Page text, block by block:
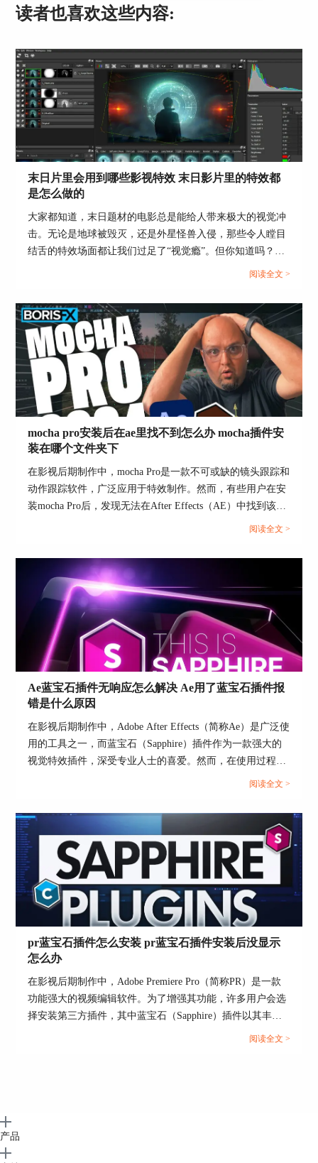
第七步：安装完成
来，这样插件就能成功安装了。一旦安装完，你可
以重新启动你的视频编辑软件，开始玩转Boris FX
插件，让你的后期制作变得更加强大。
这些简单的步骤会帮你轻松安装Boris FX插件，保
证插件和你的编辑软件完美搭配使用。
二、borisfx插件出错导致pr打不开
尽管borisfx插件功能强大，但在安装和使用过程中
可能会遇到一些问题。其中，最常见的问题之一就
是出错导致编辑软件无法打开。如果遇到borisfx插
件出错导致pr打不开的情况，可能是由于插件版本
不兼容、文件缺失或损坏等问题导致的。解决方法
图2：pr出错
1、检查borisfx插件的版本是否与pr软件兼容。
3、清理缓存和临时文件，尝试重启pr软件。
如问题依然存在，考虑寻求专业技术支持的帮助。
三、borisfx插件安装注意事项
在安装Boris FX插件时，还需要注意一些细节以确
保安装的顺利进行。首先，建议在安装过程中关闭
杀毒软件，以避免误判插件文件为病毒。其次，确
保你已经了解插件的基本使用方法，这将有助于在
安装完成后更快上手。此外，定期检查borisfx官方
网站，获取最新版本的插件和相关更新，以确保你
始终使用最稳定和功能完善的版本。
图3：注意事项
总结来说，borisfx插件的正确安装与使用是影视后
期制作中的关键步骤。掌握borisfx插件怎么安装及
如何解决borisfx插件出错导致pr打不开的问题，不
仅可以让你更灵活地运用这一工具，也可以使你的
制作过程更加顺畅和专业。
读者也喜欢这些内容:
末日片里会用到哪些影视特效 末日影片里的特效都
是怎么做的
大家都知道，末日题材的电影总是能给人带来极大的视觉冲
击。无论是地球被毁灭，还是外星怪兽入侵，那些令人瞠目
结舌的特效场面都让我们过足了“视觉瘾”。但你知道吗？这
些震撼的效果背后，隐藏着一系列复杂的影视技术。那么，
里的特效都是怎么做的”。...
阅读全文 >
mocha pro安装后在ae里找不到怎么办 mocha插件安
装在哪个文件夹下
在影视后期制作中，mocha Pro是一款不可或缺的镜头跟踪和
动作跟踪软件，广泛应用于特效制作。然而，有些用户在安
装mocha Pro后，发现无法在After Effects（AE）中找到该插
件，这给他们的工作带来了困扰。本文将详细讨论mocha pro
下，并探讨mocha pro是否能够添加马赛克效果。...
阅读全文 >
Ae蓝宝石插件无响应怎么解决 Ae用了蓝宝石插件报
错是什么原因
在影视后期制作中，Adobe After Effects（简称Ae）是广泛使
用的工具之一，而蓝宝石（Sapphire）插件作为一款强大的
视觉特效插件，深受专业人士的喜爱。然而，在使用过程
中，用户可能会遇到蓝宝石插件无响应或报错的问题。本文
件报错是什么原因”，并进一步介绍蓝宝石插件是否可以独
立运行，帮助用户更好地理解和解决这些问题。...
阅读全文 >
pr蓝宝石插件怎么安装 pr蓝宝石插件安装后没显示
怎么办
在影视后期制作中，Adobe Premiere Pro（简称PR）是一款
功能强大的视频编辑软件。为了增强其功能，许多用户会选
择安装第三方插件，其中蓝宝石（Sapphire）插件以其丰富
的特效和高效的性能深受欢迎。然而，对于新手来说，如何
阅读全文 >
产品